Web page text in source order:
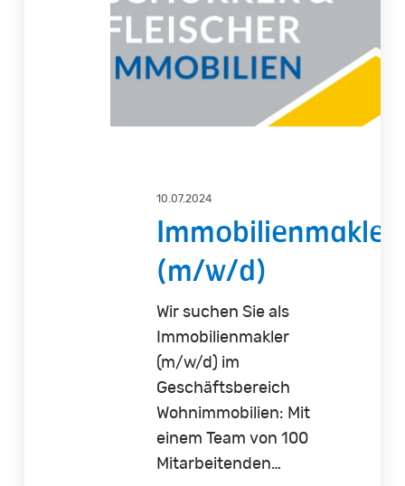
10.07.2024
Immobilienmakler
(m/w/d)
Wir suchen Sie als
Immobilienmakler
(m/w/d) im
Geschäftsbereich
Wohnimmobilien: Mit
einem Team von 100
Mitarbeitenden…